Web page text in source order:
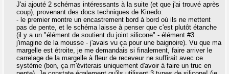
J'ai ajouté 2 schémas intéressants à la suite (et que j'ai trouvé après
coup), provenant des docs techniques de Kinedo:
- le premier montre un encastrement bord à bord où ils ne mettent
pas de pente, et le schéma laisse à penser que c'est plutôt étanche
(il y a un "élément de soutient du joint silicone" - élément #3 ..
j'imagine de la mousse - j'avais vu ça pour une baignoire). Vu que ma
margelle est étroite, je me demandais si finalement, faire arriver le
carrelage de la margelle à fleur de receveur ne suffirait avec ce
système (bon, ça m'éviterais uniquement d'avoir à faire un truc en